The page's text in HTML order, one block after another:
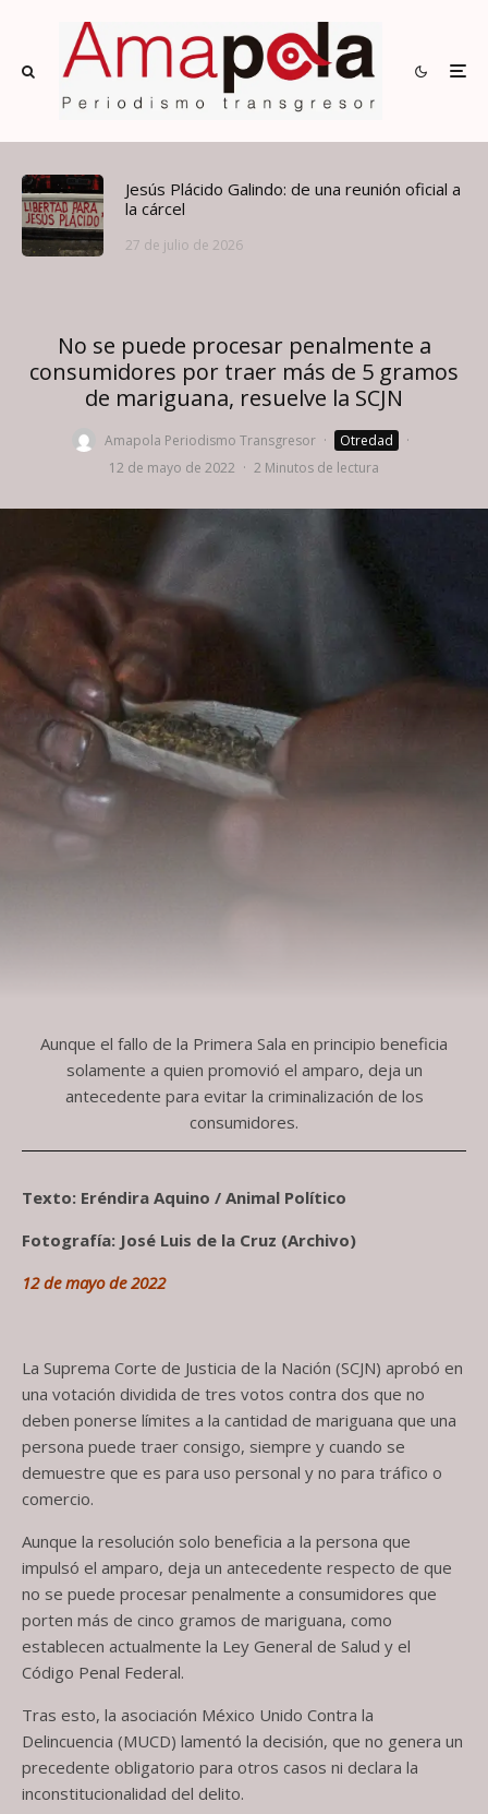
Jesús Plácido Galindo: de una reunión oficial a
la cárcel
27 de julio de 2026
No se puede procesar penalmente a
consumidores por traer más de 5 gramos
de mariguana, resuelve la SCJN
Amapola Periodismo Transgresor · Otredad
·
12 de mayo de 2022 · 2 Minutos de lectura
Aunque el fallo de la Primera Sala en principio beneficia
solamente a quien promovió el amparo, deja un
antecedente para evitar la criminalización de los
consumidores.
Texto: Eréndira Aquino / Animal Político
Fotografía: José Luis de la Cruz (Archivo)
12 de mayo de 2022
La Suprema Corte de Justicia de la Nación (SCJN) aprobó en
una votación dividida de tres votos contra dos que no
deben ponerse límites a la cantidad de mariguana que una
persona puede traer consigo, siempre y cuando se
demuestre que es para uso personal y no para tráfico o
comercio.
Aunque la resolución solo beneficia a la persona que
impulsó el amparo, deja un antecedente respecto de que
no se puede procesar penalmente a consumidores que
porten más de cinco gramos de mariguana, como
establecen actualmente la Ley General de Salud y el
Código Penal Federal.
Tras esto, la asociación México Unido Contra la
Delincuencia (MUCD) lamentó la decisión, que no genera un
precedente obligatorio para otros casos ni declara la
inconstitucionalidad del delito.